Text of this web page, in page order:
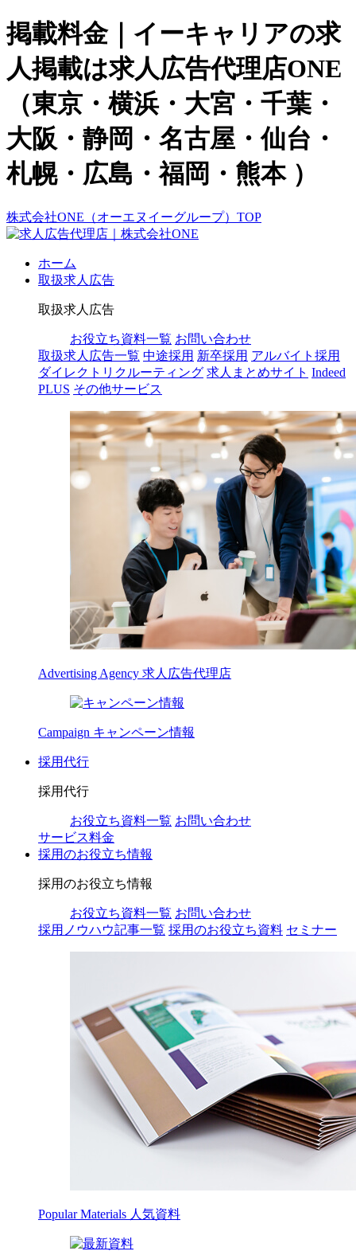
掲載料金｜イーキャリアの求
人掲載は求人広告代理店ONE
（東京・横浜・大宮・千葉・
大阪・静岡・名古屋・仙台・
札幌・広島・福岡・熊本 ）
株式会社ONE（オーエヌイーグループ）TOP
ホーム
取扱求人広告
取扱求人広告
お役立ち資料一覧 お問い合わせ
取扱求人広告一覧 中途採用 新卒採用 アルバイト採用
ダイレクトリクルーティング 求人まとめサイト Indeed
PLUS その他サービス
Advertising Agency 求人広告代理店
Campaign キャンペーン情報
採用代行
採用代行
お役立ち資料一覧 お問い合わせ
サービス料金
採用のお役立ち情報
採用のお役立ち情報
お役立ち資料一覧 お問い合わせ
採用ノウハウ記事一覧 採用のお役立ち資料 セミナー
Popular Materials 人気資料